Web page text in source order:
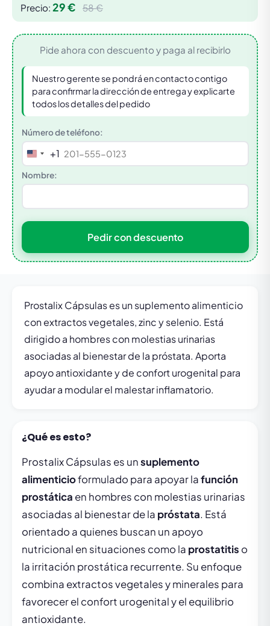
Precio: 29 € 58 €
Pide ahora con descuento y paga al recibirlo
Nuestro gerente se pondrá en contacto contigo
para confirmar la dirección de entrega y explicarte
todos los detalles del pedido
Número de teléfono:
United
States
+1
+1
Nombre:
Pedir con descuento
Prostalix Cápsulas es un suplemento alimenticio
con extractos vegetales, zinc y selenio. Está
dirigido a hombres con molestias urinarias
asociadas al bienestar de la próstata. Aporta
apoyo antioxidante y de confort urogenital para
ayudar a modular el malestar inflamatorio.
¿Qué es esto?
Prostalix Cápsulas es unsuplemento
alimenticioformulado para apoyar lafunción
prostática en hombres con molestias urinarias
asociadas al bienestar de la próstata. Está
orientado a quienes buscan un apoyo
nutricional en situaciones como la prostatitis o
la irritación prostática recurrente. Su enfoque
combina extractos vegetales y minerales para
favorecer el confort urogenital y el equilibrio
antioxidante.